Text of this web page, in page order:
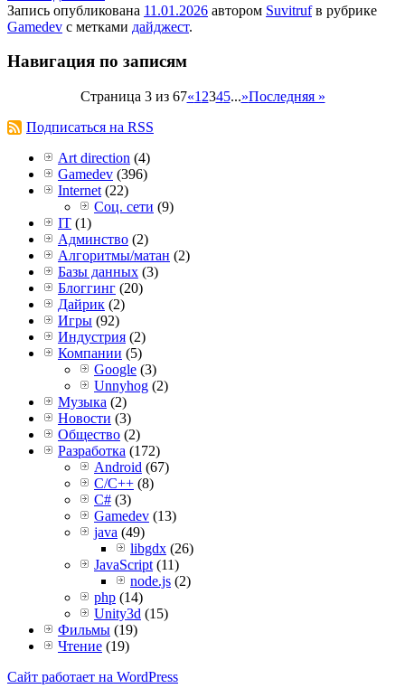
Запись опубликована 11.01.2026 автором Suvitrufв рубрике
Gamedev с метками дайджест.
Навигация по записям
Страница 3 из 67«1 2345...»Последняя »
Подписаться на RSS
Art direction (4)
Gamedev (396)
Internet (22)
Соц. сети (9)
IT (1)
Админство (2)
Алгоритмы/матан (2)
Базы данных (3)
Блоггинг (20)
Дайрик (2)
Игры (92)
Индустрия (2)
Компании (5)
Google (3)
Unnyhog (2)
Музыка (2)
Новости (3)
Общество (2)
Разработка (172)
Android (67)
C/C++ (8)
C# (3)
Gamedev (13)
java (49)
libgdx (26)
JavaScript (11)
node.js (2)
php (14)
Unity3d (15)
Фильмы (19)
Чтение (19)
Сайт работает на WordPress